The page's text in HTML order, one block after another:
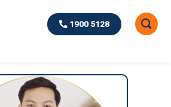
1900 5128